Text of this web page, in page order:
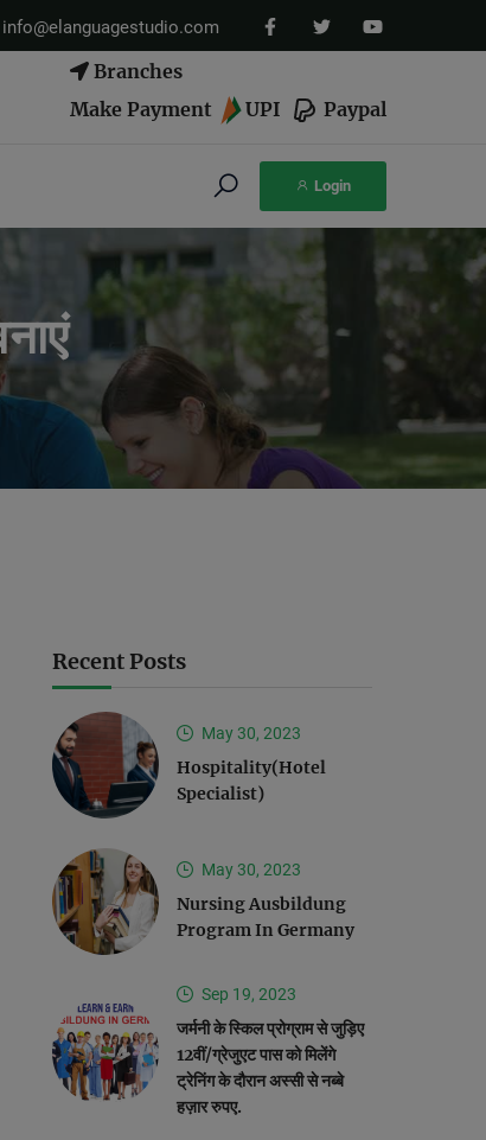
info@elanguagestudio.com
Branches
Make Payment
UPI Paypal
Login
Recent Posts
May 30, 2023
Hospitality(Hotel
Specialist)
May 30, 2023
Nursing Ausbildung
Program In Germany
Sep 19, 2023
जर्मनी के स्किल प्रोग्राम से जुड़िए
12वीं/ग्रेजुएट पास को मिलेंगे
ट्रेनिंग के दौरान अस्सी से नब्बे
हज़ार रुपए.